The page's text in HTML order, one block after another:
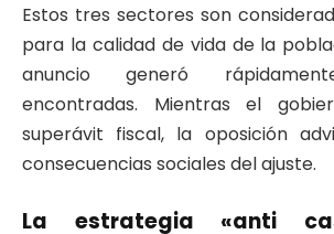
Estos tres sectores son
para la calidad de vida de la
anuncio generó
encontradas. Mientras el
superávit fiscal, la oposición
consecuencias sociales del ajuste.
La estrategia «anti